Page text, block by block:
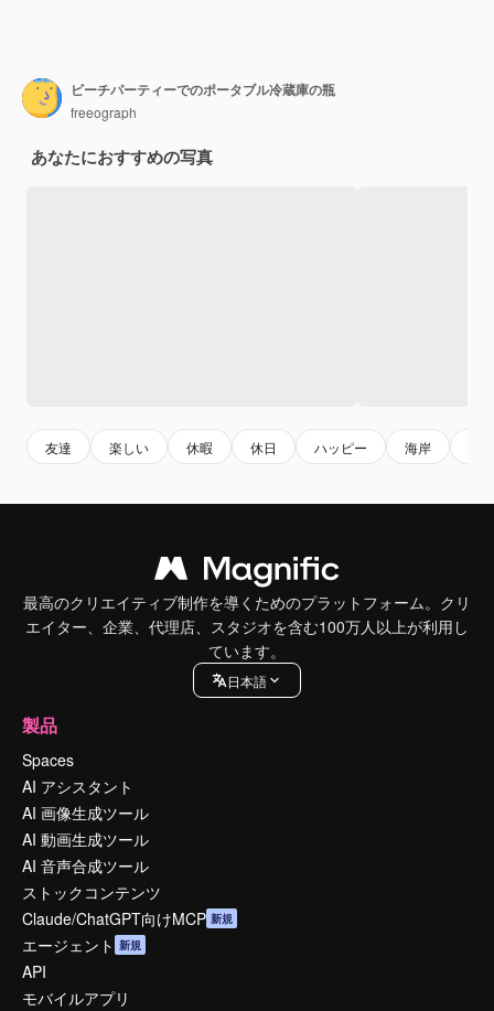
ビーチパーティーでのポータブル冷蔵庫の瓶
freeograph
あなたにおすすめの写真
友達 楽しい 休暇 休日 ハッピー 海岸
最高のクリエイティブ制作を導くためのプラットフォーム。クリ
エイター、企業、代理店、スタジオを含む100万人以上が利用し
ています。
日本語
製品
Spaces
AI アシスタント
AI 画像生成ツール
AI 動画生成ツール
AI 音声合成ツール
ストックコンテンツ
Claude/ChatGPT向けMCP 新規
エージェント 新規
API
モバイルアプリ